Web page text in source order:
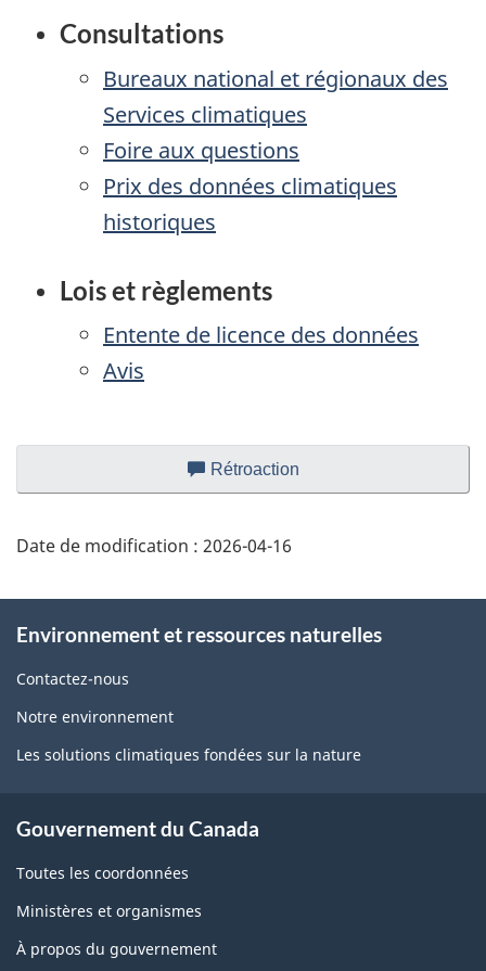
Consultations
Bureaux national et régionaux des
Services climatiques
Foire aux questions
Prix des données climatiques
historiques
Lois et règlements
Entente de licence des données
Avis
Détails
page
Rétroaction
ce
Date de modification : 2026-04-16
propos
de
ce
Environnement et ressources naturelles
Contactez-nous
Notre environnement
Les solutions climatiques fondées sur la nature
Gouvernement du Canada
Toutes les coordonnées
Ministères et organismes
À propos du gouvernement